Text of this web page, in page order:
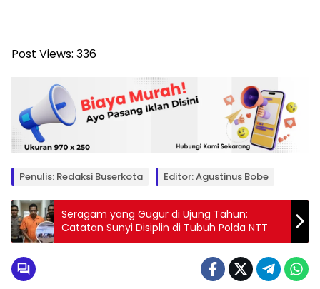
Post Views: 336
Penulis: Redaksi Buserkota Editor: Agustinus Bobe
Seragam yang Gugur di Ujung Tahun:
Catatan Sunyi Disiplin di Tubuh Polda NTT